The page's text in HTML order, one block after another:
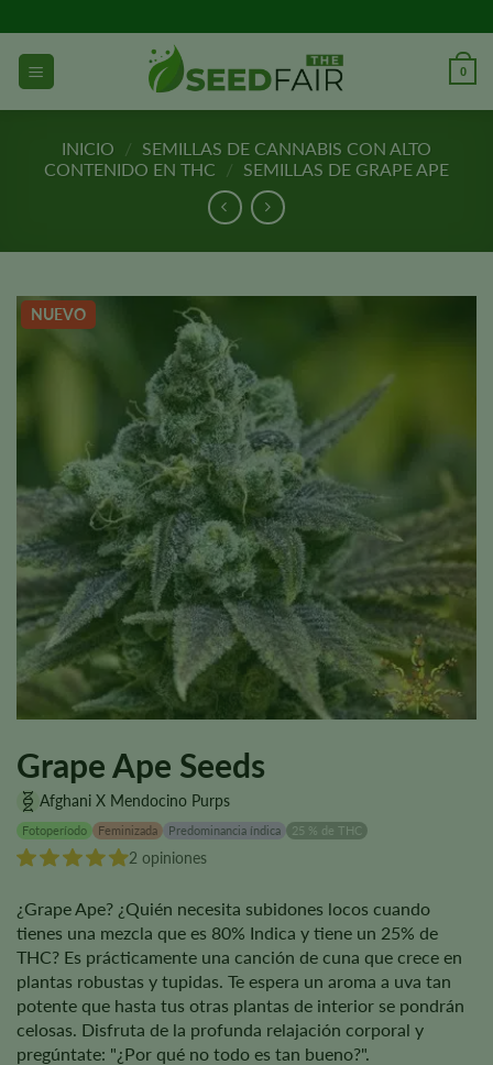
al
contenido
0
INICIO / SEMILLAS DE CANNABIS CON ALTO
CONTENIDO EN THC
/ SEMILLAS DE GRAPE APE
NUEVO
Grape Ape Seeds
Afghani X Mendocino Purps
Fotoperíodo Feminizada Predominancia índica 25 % de THC
2 opiniones
¿Grape Ape? ¿Quién necesita subidones locos cuando
tienes una mezcla que es 80% Indica y tiene un 25% de
THC? Es prácticamente una canción de cuna que crece en
plantas robustas y tupidas. Te espera un aroma a uva tan
potente que hasta tus otras plantas de interior se pondrán
celosas. Disfruta de la profunda relajación corporal y
pregúntate: "¿Por qué no todo es tan bueno?".